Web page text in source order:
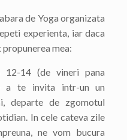
de Yoga organizata
experienta, iar daca
mea:
12-14 (de vineri pana
a te invita intr-un un
departe de zgomotul
In cele cateva zile
ne vom bucura